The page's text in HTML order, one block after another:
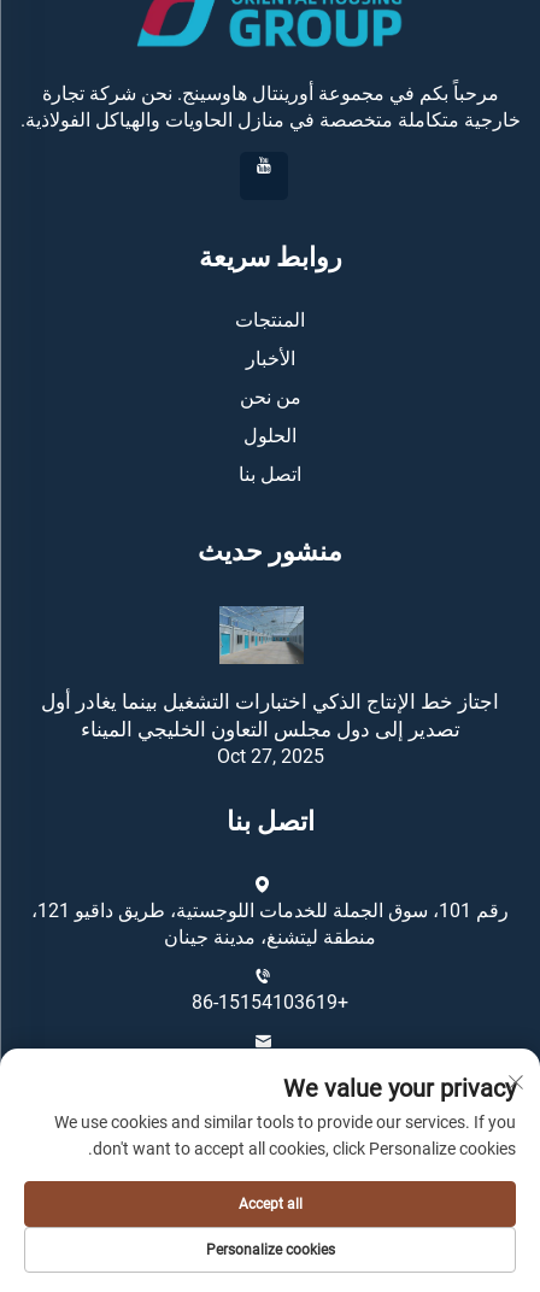
مرحباً بكم في مجموعة أورينتال هاوسينج. نحن شركة تجارة
خارجية متكاملة متخصصة في منازل الحاويات والهياكل الفولاذية.
روابط سريعة
المنتجات
الأخبار
من نحن
الحلول
اتصل بنا
منشور حديث
اجتاز خط الإنتاج الذكي اختبارات التشغيل بينما يغادر أول
تصدير إلى دول مجلس التعاون الخليجي الميناء
Oct 27, 2025
اتصل بنا
رقم 101، سوق الجملة للخدمات اللوجستية، طريق داقيو 121،
منطقة ليتشنغ، مدينة جينان
+86-15154103619
حقوق النشر محفوظة © لمجموعة Oriental Housing -
سياسة
الخصوصية-المدونة
We value your privacy
We use cookies and similar tools to provide our services. If you
don't want to accept all cookies, click Personalize cookies.
Personalize cookies
Accept all